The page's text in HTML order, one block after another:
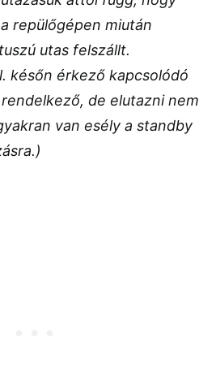
repülőgépen miután
utas felszállt.
későn érkező kapcsolódó
de elutazni nem
van esély a standby